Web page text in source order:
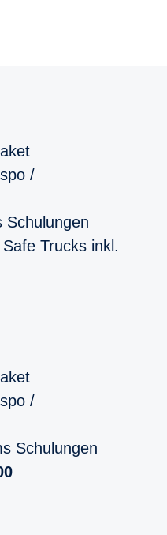
/
Schulungen
Trucks inkl.
/
Schulungen